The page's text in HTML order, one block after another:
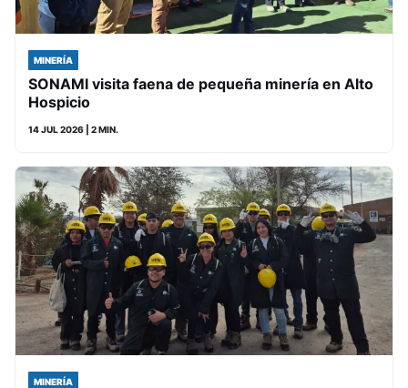
MINERÍA
SONAMI visita faena de pequeña minería en Alto
Hospicio
14 JUL 2026 | 2 MIN.
MINERÍA